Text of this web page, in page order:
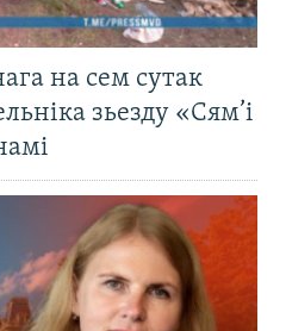
на сем сутак
зьезду «Сям’і